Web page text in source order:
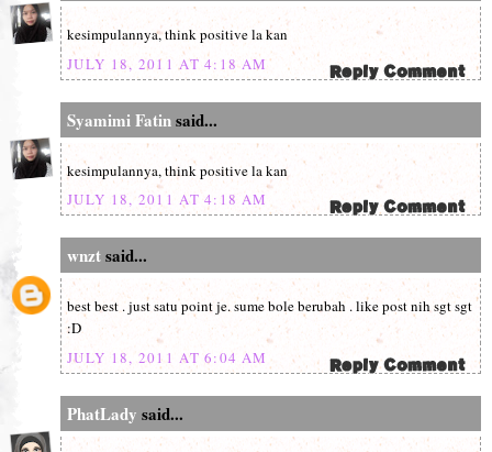
kesimpulannya, think positive la kan
JULY 18, 2011 AT 4:18 AM
Syamimi Fatinsaid...
kesimpulannya, think positive la kan
JULY 18, 2011 AT 4:18 AM
wnztsaid...
best best . just satu point je. sume bole berubah . like post nih sgt sgt
:D
JULY 18, 2011 AT 6:04 AM
PhatLady said...